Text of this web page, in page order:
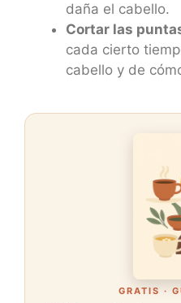
daña el cabello.
Cortar las
cada cierto
cabello y de
GRATIS ·